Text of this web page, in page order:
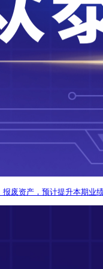
废资产，预计提升本期业